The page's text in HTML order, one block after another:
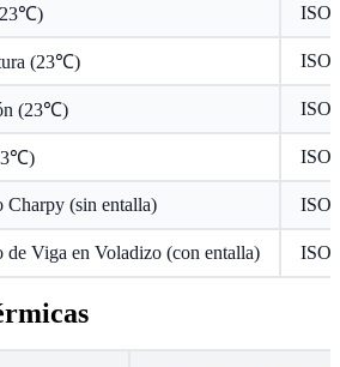
ISO
(23℃) ISO
(23℃) ISO
ISO
Charpy (sin entalla) ISO
de Viga en Voladizo (con entalla) ISO